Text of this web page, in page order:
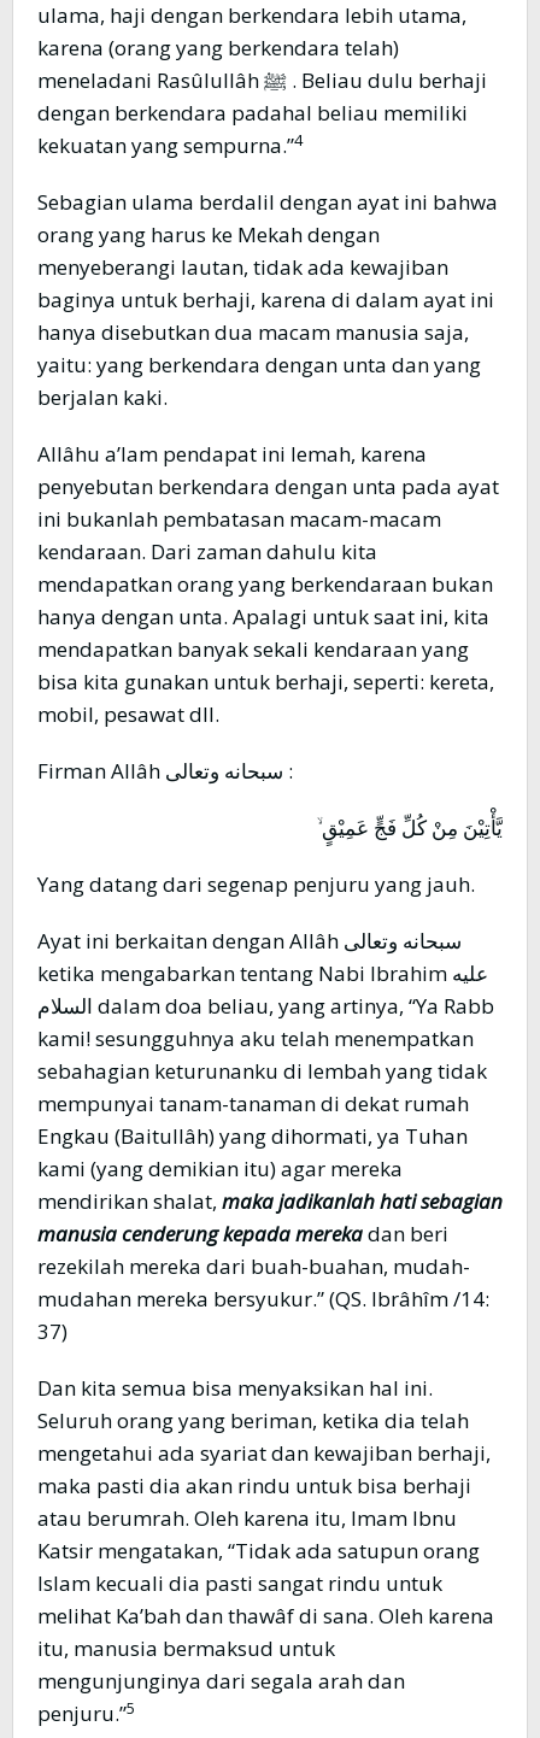
ulama, haji dengan berkendara lebih utama,
karena (orang yang berkendara telah)
meneladani Rasûlullâh ﷺ . Beliau dulu berhaji
dengan berkendara padahal beliau memiliki
kekuatan yang sempurna.”4
Sebagian ulama berdalil dengan ayat ini bahwa
orang yang harus ke Mekah dengan
menyeberangi lautan, tidak ada kewajiban
baginya untuk berhaji, karena di dalam ayat ini
hanya disebutkan dua macam manusia saja,
yaitu: yang berkendara dengan unta dan yang
berjalan kaki.
Allâhu a’lam pendapat ini lemah, karena
penyebutan berkendara dengan unta pada ayat
ini bukanlah pembatasan macam-macam
kendaraan. Dari zaman dahulu kita
mendapatkan orang yang berkendaraan bukan
hanya dengan unta. Apalagi untuk saat ini, kita
mendapatkan banyak sekali kendaraan yang
bisa kita gunakan untuk berhaji, seperti: kereta,
mobil, pesawat dll.
Firman Allâh سبحانه وتعالى :
يَّأْتِيْنَ مِنْ كُلِّ فَجٍّ عَمِيْقٍ ۙ
Yang datang dari segenap penjuru yang jauh.
Ayat ini berkaitan dengan Allâh سبحانه وتعالى
ketika mengabarkan tentang Nabi Ibrahim عليه
السلام dalam doa beliau, yang artinya, “Ya Rabb
kami! sesungguhnya aku telah menempatkan
sebahagian keturunanku di lembah yang tidak
mempunyai tanam-tanaman di dekat rumah
Engkau (Baitullâh) yang dihormati, ya Tuhan
kami (yang demikian itu) agar mereka
mendirikan shalat, maka jadikanlah hati sebagian
manusia cenderung kepada merekadan beri
rezekilah mereka dari buah-buahan, mudah-
mudahan mereka bersyukur.” (QS. Ibrâhîm /14:
37)
Dan kita semua bisa menyaksikan hal ini.
Seluruh orang yang beriman, ketika dia telah
mengetahui ada syariat dan kewajiban berhaji,
maka pasti dia akan rindu untuk bisa berhaji
atau berumrah. Oleh karena itu, Imam Ibnu
Katsir mengatakan, “Tidak ada satupun orang
Islam kecuali dia pasti sangat rindu untuk
melihat Ka’bah dan thawâf di sana. Oleh karena
itu, manusia bermaksud untuk
mengunjunginya dari segala arah dan
penjuru.”5